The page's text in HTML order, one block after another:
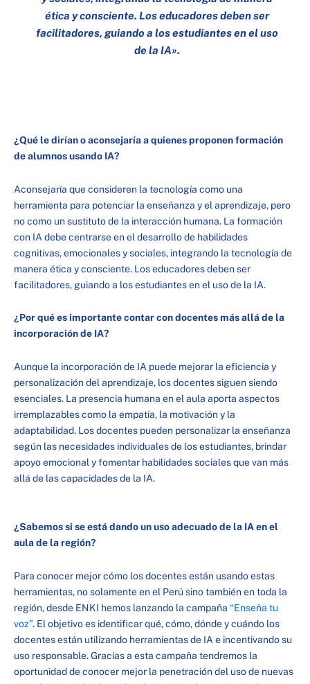
ética y consciente. Los educadores deben ser
facilitadores, guiando a los estudiantes en el uso
de la IA».
¿Qué le dirían o aconsejaría a quienes proponen formación
de alumnos usando IA?
Aconsejaría que consideren la tecnología como una
herramienta para potenciar la enseñanza y el aprendizaje, pero
no como un sustituto de la interacción humana. La formación
con IA debe centrarse en el desarrollo de habilidades
cognitivas, emocionales y sociales, integrando la tecnología de
manera ética y consciente. Los educadores deben ser
facilitadores, guiando a los estudiantes en el uso de la IA.
¿Por qué es importante contar con docentes más allá de la
incorporación de IA?
Aunque la incorporación de IA puede mejorar la eficiencia y
personalización del aprendizaje, los docentes siguen siendo
esenciales. La presencia humana en el aula aporta aspectos
irremplazables como la empatía, la motivación y la
adaptabilidad. Los docentes pueden personalizar la enseñanza
según las necesidades individuales de los estudiantes, brindar
apoyo emocional y fomentar habilidades sociales que van más
allá de las capacidades de la IA.
¿Sabemos si se está dando un uso adecuado de la IA en el
aula de la región?
Para conocer mejor cómo los docentes están usando estas
herramientas, no solamente en el Perú sino también en toda la
región, desde ENKI hemos lanzando la campaña “Enseña tu
voz”. El objetivo es identificar qué, cómo, dónde y cuándo los
docentes están utilizando herramientas de IA e incentivando su
uso responsable. Gracias a esta campaña tendremos la
oportunidad de conocer mejor la penetración del uso de nuevas